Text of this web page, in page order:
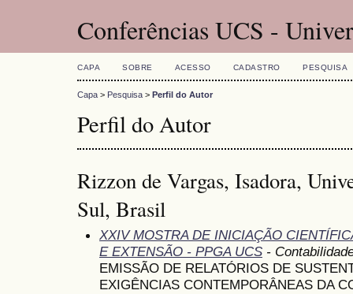
Conferências UCS -
CAPA SOBRE ACESSO CADASTRO PESQUISA
Capa > Pesquisa > Perfil do Autor
Perfil do Autor
Rizzon de Vargas, Isadora,
Sul, Brasil
XXIV MOSTRA DE INICIAÇÃO
E EXTENSÃO - PPGA UCS -
EMISSÃO DE RELATÓRIOS DE
EXIGÊNCIAS CONTEMPORÂNEAS DA